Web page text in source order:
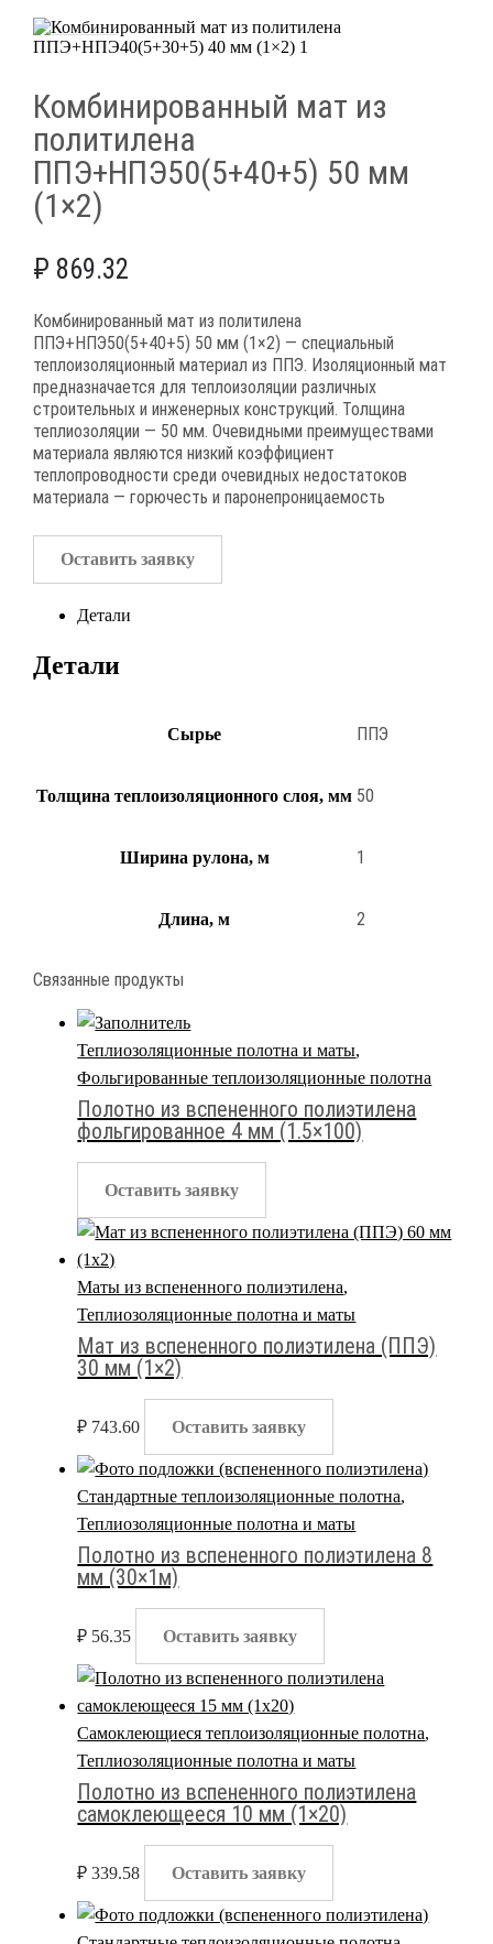
Комбинированный мат из
политилена
ППЭ+НПЭ50(5+40+5) 50 мм
(1×2)
₽ 869.32
Комбинированный мат из политилена
ППЭ+НПЭ50(5+40+5) 50 мм (1×2) — специальный
теплоизоляционный материал из ППЭ. Изоляционный мат
предназначается для теплоизоляции различных
строительных и инженерных конструкций. Толщина
теплиозоляции — 50 мм. Очевидными преимуществами
материала являются низкий коэффициент
теплопроводности среди очевидных недостатоков
материала — горючесть и паронепроницаемость
Оставить заявку
Детали
Детали
Сырье ППЭ
Толщина теплоизоляционного слоя, мм 50
Ширина рулона, м 1
Длина, м 2
Связанные продукты
Теплиозоляционные полотна и маты,
Фольгированные теплоизоляционные полотна
Полотно из вспененного полиэтилена
фольгированное 4 мм (1.5×100)
Оставить заявку
Маты из вспененного полиэтилена,
Теплиозоляционные полотна и маты
Мат из вспененного полиэтилена (ППЭ)
30 мм (1×2)
₽ 743.60 Оставить заявку
Стандартные теплоизоляционные полотна,
Теплиозоляционные полотна и маты
Полотно из вспененного полиэтилена 8
мм (30×1м)
₽ 56.35 Оставить заявку
Самоклеющиеся теплоизоляционные полотна,
Теплиозоляционные полотна и маты
Полотно из вспененного полиэтилена
самоклеющееся 10 мм (1×20)
₽ 339.58 Оставить заявку